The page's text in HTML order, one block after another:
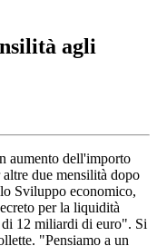
agli
aumento dell'importo
due mensilità dopo
Sviluppo economico,
per la liquidità
di 12 miliardi di euro". Si
"Pensiamo a un